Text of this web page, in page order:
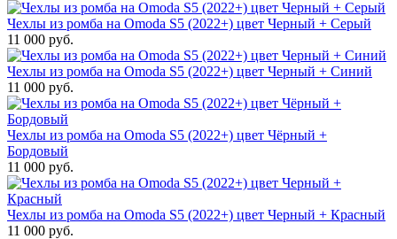
Чехлы из ромба на Omoda S5 (2022+) цвет Черный + Серый
11 000 руб.
Чехлы из ромба на Omoda S5 (2022+) цвет Черный + Синий
11 000 руб.
Чехлы из ромба на Omoda S5 (2022+) цвет Чёрный +
Бордовый
11 000 руб.
Чехлы из ромба на Omoda S5 (2022+) цвет Черный + Красный
11 000 руб.